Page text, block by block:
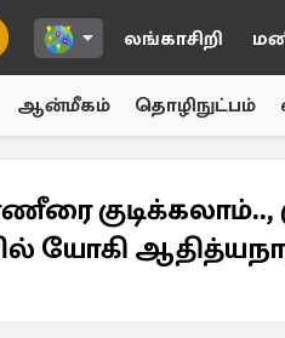
லங்காசிறி
ஆன்மீகம் தொழிநுட்பம்
குடிக்கலாம்..,
யோகி